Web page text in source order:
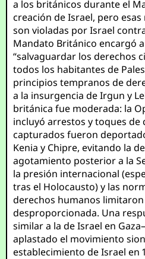
a los británicos durante el
creación de Israel, pero
son violadas por Israel
Mandato Británico encargó
“salvaguardar los derechos
todos los habitantes de
principios tempranos de
a la insurgencia de Irgun y
británica fue moderada: la
incluyó arrestos y toques de
capturados fueron
Kenia y Chipre, evitando la
agotamiento posterior a la
la presión internacional
tras el Holocausto) y las
derechos humanos
desproporcionada. Una
similar a la de Israel en
aplastado el movimiento
establecimiento de Israel en